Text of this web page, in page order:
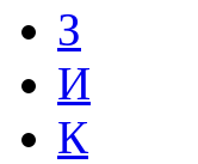
З
И
К